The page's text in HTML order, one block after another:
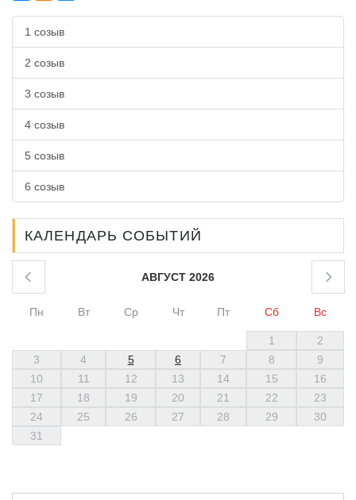
1 созыв
2 созыв
3 созыв
4 созыв
5 созыв
6 созыв
КАЛЕНДАРЬ СОБЫТИЙ
АВГУСТ 2026
Пн Вт Ср Чт Пт Сб Вс
1
2
3
4 5 6 7 8
9
10
11 12 13 14 15
16
17
18 19 20 21 22
23
24
25 26 27 28 29
30
31